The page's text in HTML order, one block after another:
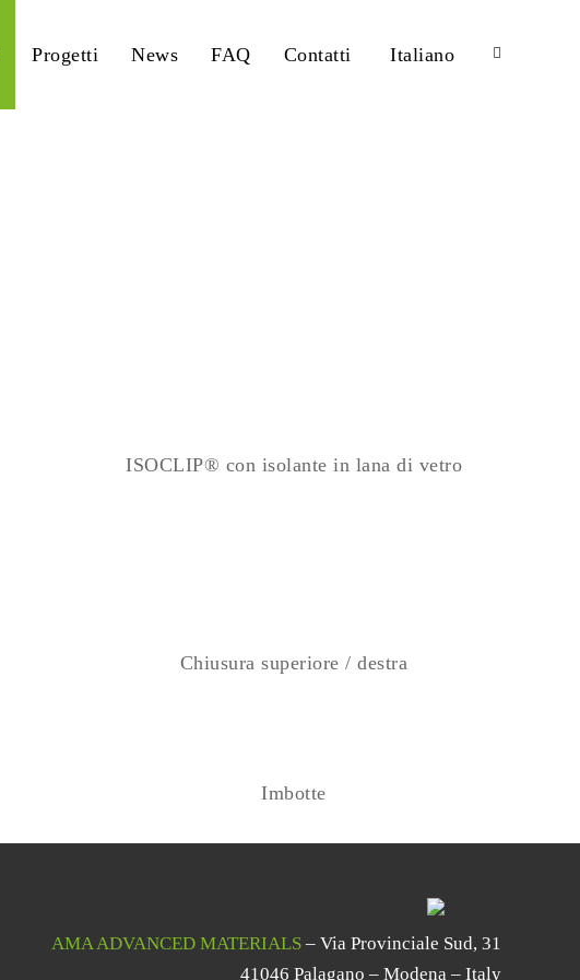
Progetti News FAQ Contatti Italiano
ISOCLIP® con isolante in lana di vetro
Chiusura superiore / destra
Imbotte
AMA ADVANCED MATERIALS – Via Provinciale Sud, 31
41046 Palagano – Modena – Italy